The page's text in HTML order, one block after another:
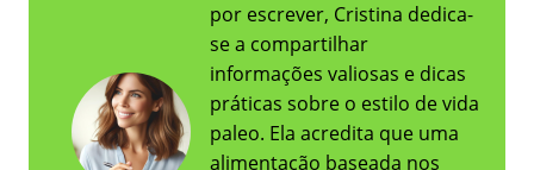
por escrever, Cristina dedica-
se a compartilhar
informações valiosas e dicas
práticas sobre o estilo de vida
paleo. Ela acredita que uma
alimentação baseada nos